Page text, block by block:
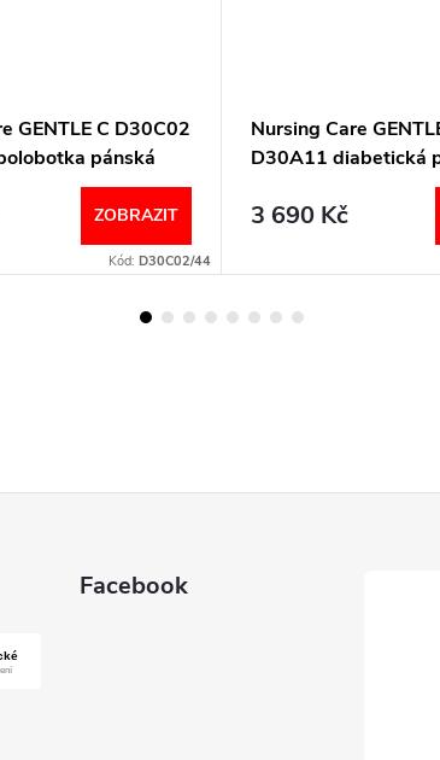
GENTLE C D30C02
pánská
ZOBRAZIT
Kód: D30C02/44
Nursing Care
D30A11 diabetická
3 690 Kč
Facebook